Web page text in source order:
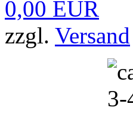
0,00 EUR
zzgl. Versand